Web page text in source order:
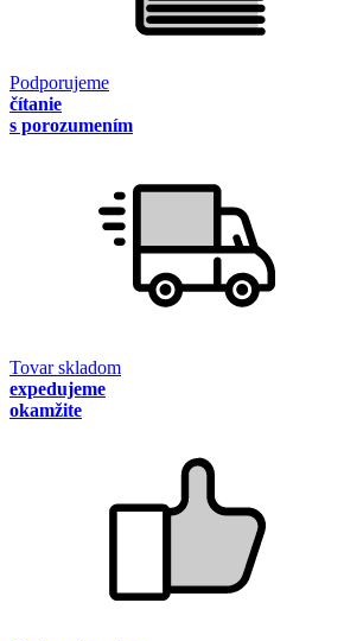
Podporujeme
čítanie
s porozumením
Tovar skladom
expedujeme
okamžite